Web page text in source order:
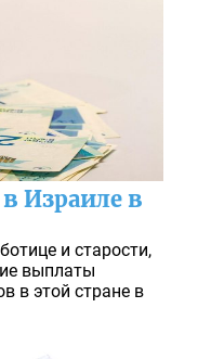
Израиле в
и старости,
выплаты
в этой стране в